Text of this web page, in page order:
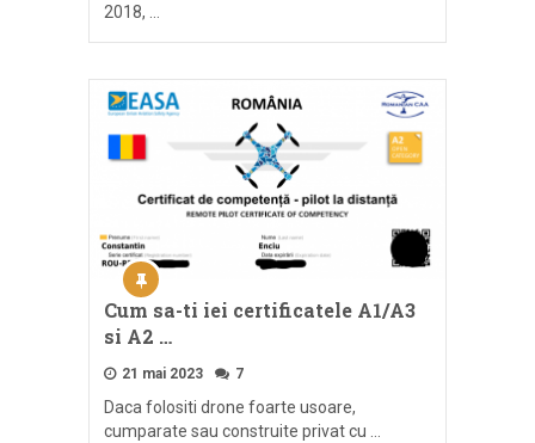
2018, …
Cum sa-ti iei certificatele A1/A3
si A2 …
21 mai 2023 7
Daca folositi drone foarte usoare,
cumparate sau construite privat cu …